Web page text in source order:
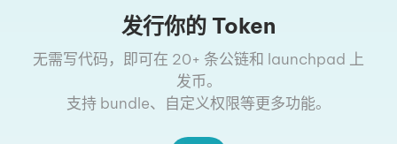
发行你的 Token
无需写代码，即可在 20+ 条公链和 launchpad 上
发币。
支持 bundle、自定义权限等更多功能。